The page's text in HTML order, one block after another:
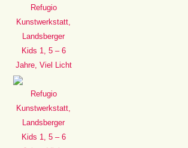
Refugio
Kunstwerkstatt,
Landsberger
Kids 1, 5 – 6
Jahre, Viel Licht
Refugio
Kunstwerkstatt,
Landsberger
Kids 1, 5 – 6